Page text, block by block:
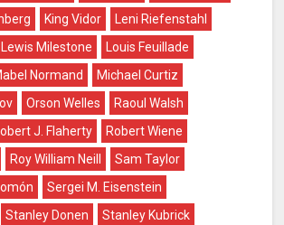
King Vidor
Leni Riefenstahl
Lewis Milestone
Louis Feuillade
Normand
Michael Curtiz
Orson Welles
Raoul Walsh
J. Flaherty
Robert Wiene
Roy William Neill
Sam Taylor
Sergei M. Eisenstein
Stanley Donen
Stanley Kubrick